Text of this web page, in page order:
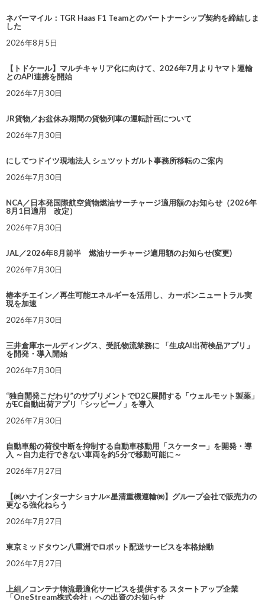
ネバーマイル：TGR Haas F1 Teamとのパートナーシップ契約を締結しま
した
2026年8月5日
【トドケール】マルチキャリア化に向けて、2026年7月よりヤマト運輸
とのAPI連携を開始
2026年7月30日
JR貨物／お盆休み期間の貨物列車の運転計画について
2026年7月30日
にしてつドイツ現地法人 シュツットガルト事務所移転のご案内
2026年7月30日
NCA／日本発国際航空貨物燃油サーチャージ適用額のお知らせ（2026年
8月1日適用 改定）
2026年7月30日
JAL／2026年8月前半 燃油サーチャージ適用額のお知らせ(変更)
2026年7月30日
椿本チエイン／再生可能エネルギーを活用し、カーボンニュートラル実
現を加速
2026年7月30日
三井倉庫ホールディングス、受託物流業務に 「生成AI出荷検品アプリ」
を開発・導入開始
2026年7月30日
“独自開発こだわり”のサプリメントでD2C展開する「ウェルモット製薬」
がEC自動出荷アプリ「シッピーノ」を導入
2026年7月30日
自動車船の荷役中断を抑制する自動車移動用「スケーター」を開発・導
入 ～自力走行できない車両を約5分で移動可能に～
2026年7月27日
【㈱ハナインターナショナル×星清重機運輸㈱】グループ会社で販売力の
更なる強化ねらう
2026年7月27日
東京ミッドタウン八重洲でロボット配送サービスを本格始動
2026年7月27日
上組／コンテナ物流最適化サービスを提供する スタートアップ企業
「OneStream株式会社」への出資のお知らせ